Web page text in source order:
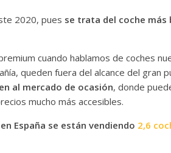
2020, pues se trata del coche más
cuando hablamos de coches
queden fuera del alcance del gran
al mercado de ocasión, donde
mucho más accesibles.
en España se están vendiendo 2,6